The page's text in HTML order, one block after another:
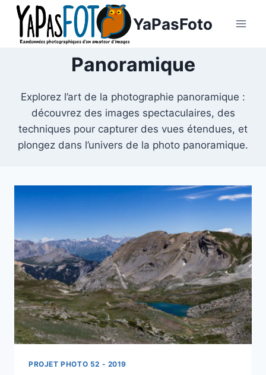
Aller
contenu
YaPasFoto
Panoramique
Explorez l’art de la photographie panoramique :
découvrez des images spectaculaires, des
techniques pour capturer des vues étendues, et
plongez dans l’univers de la photo panoramique.
PROJET PHOTO 52 - 2019